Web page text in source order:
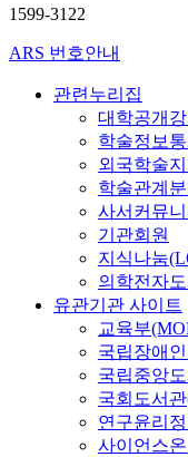
1599-3122
ARS 번호안내
관련누리집
대학공개
학술정보
외국학술
학술관계
사서커뮤니
기관회원
지식나눔
의학전자
유관기관 사이트
교육부
국립장애
국립중앙
국회도서
연구윤리
사이언스온